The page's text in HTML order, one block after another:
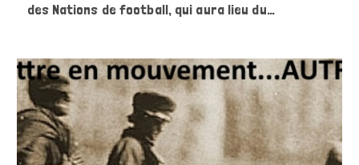
des Nations de football, qui aura lieu du…